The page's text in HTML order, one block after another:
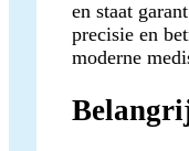
en staat
precisie en
moderne